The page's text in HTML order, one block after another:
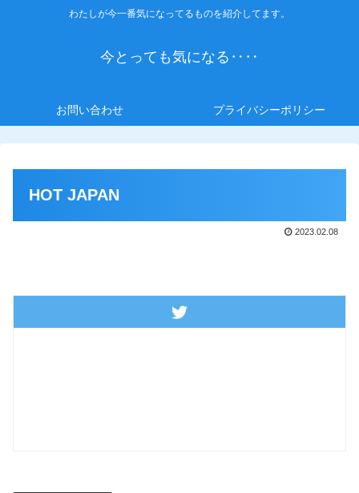
わたしが今一番気になってるものを紹介してます。
今とっても気になる‥‥
お問い合わせ プライバシーポリシー
HOT JAPAN
2023.02.08